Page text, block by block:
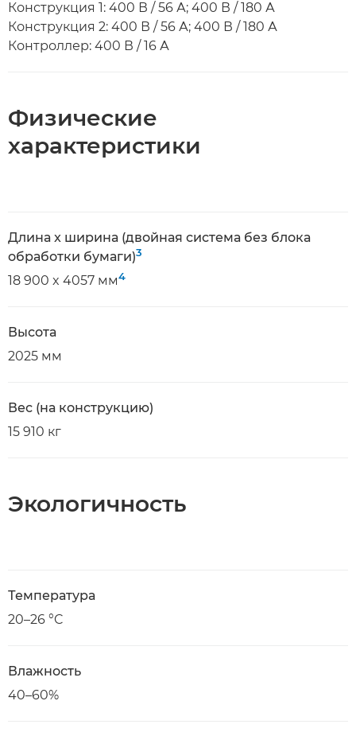
Конструкция 1: 400 В / 56 А; 400 В / 180 А
Конструкция 2: 400 В / 56 А; 400 В / 180 А
Контроллер: 400 В / 16 А
Физические
характеристики
Длина x ширина (двойная система без блока
обработки бумаги)3
18 900 x 4057 мм4
Высота
2025 мм
Вес (на конструкцию)
15 910 кг
Экологичность
Температура
20–26 °C
Влажность
40–60%